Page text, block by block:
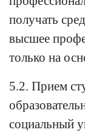
получать
высшее
только на
5.2. Прием
социальный